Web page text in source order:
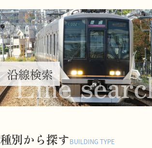
沿線検索
種別から探すBUILDING TYPE